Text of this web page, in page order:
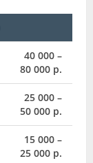
40 000 –
80 000 р.
25 000 –
50 000 р.
15 000 –
25 000 р.